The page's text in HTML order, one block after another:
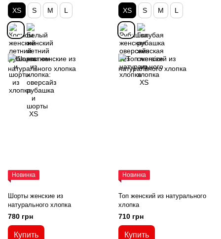
XS S M L XS S M L
Новинка
Шорты женские из
натурального хлопка
780 грн
Купить
Новинка
Топ женский из натурального
хлопка
710 грн
Купить